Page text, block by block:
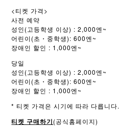
<티켓 가격>
사전 예약
성인(고등학생 이상) : 2,000엔~
어린이(초・중학생): 600엔~
장애인 할인 : 1,000엔~
당일
성인(고등학생 이상) : 2,000엔~
어린이(초・중학생): 600엔~
장애인 할인 : 1,000엔~
* 티켓 가격은 시기에 따라 다릅니다.
티켓 구매하기(공식홈페이지)